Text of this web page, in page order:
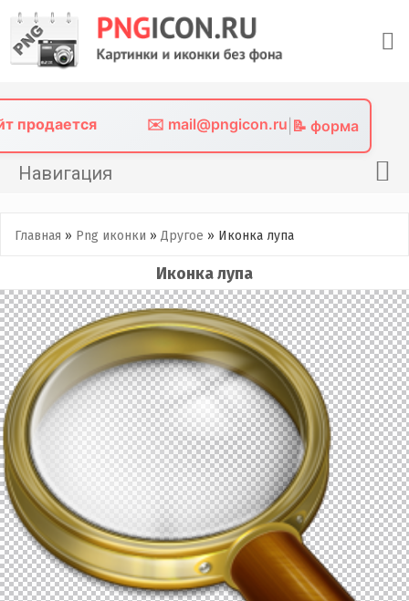
content
продается ✉️ mail@pngicon.ru 📝 форма
Навигация
Png иконки
Фото без фона
Контакты
Главная » Png иконки » Другое » Иконка лупа
Иконка лупа